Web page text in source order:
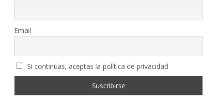
Email
Si continúas, aceptas la política de privacidad